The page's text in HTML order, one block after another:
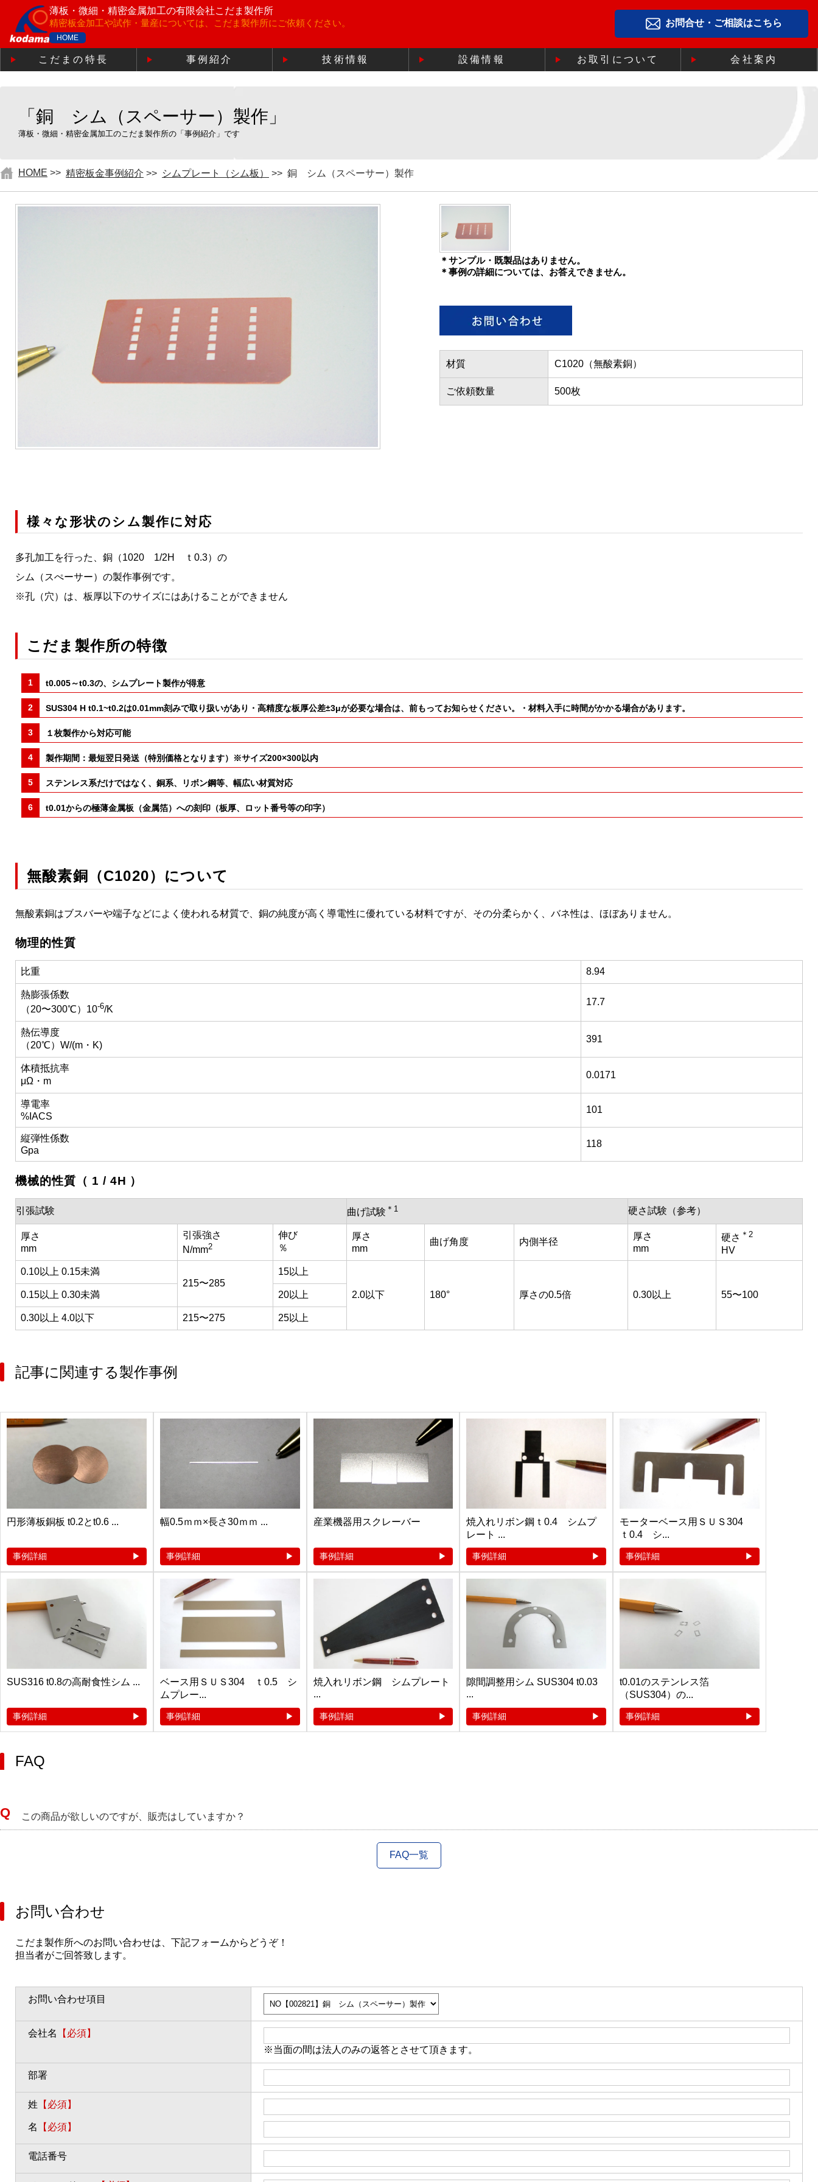
薄板・微細・精密金属加工の有限会社こだま製作所
精密板金加工や試作・量産については、こだま製作所にご依頼ください。
HOME
お問合せ・ご相談はこちら
こだまの特長 事例紹介 技術情報 設備情報 お取引について 会社案内
「銅 シム（スペーサー）製作」
薄板・微細・精密金属加工のこだま製作所の「事例紹介」です
HOME >> 精密板金事例紹介 >> シムプレート（シム板） >> 銅 シム（スペーサー）製作
＊サンプル・既製品はありません。
＊事例の詳細については、お答えできません。
材質 C1020（無酸素銅）
ご依頼数量 500枚
様々な形状のシム製作に対応
多孔加工を行った、銅（1020 1/2H ｔ0.3）の
シム（スぺーサー）の製作事例です。
※孔（穴）は、板厚以下のサイズにはあけることができません
こだま製作所の特徴
t0.005～t0.3の、シムプレート製作が得意
SUS304 H t0.1~t0.2は0.01mm刻みで取り扱いがあり・高精度な板厚公差±3μが必要な場合は、前もってお知らせください。・材料入手に時間がかかる場合があります。
１枚製作から対応可能
製作期間：最短翌日発送（特別価格となります）※サイズ200×300以内
ステンレス系だけではなく、銅系、リボン鋼等、幅広い材質対応
t0.01からの極薄金属板（金属箔）への刻印（板厚、ロット番号等の印字）
無酸素銅（C1020）について
無酸素銅はブスバーや端子などによく使われる材質で、銅の純度が高く導電性に優れている材料ですが、その分柔らかく、バネ性は、ほぼありません。
物理的性質
比重 8.94
熱膨張係数
（20〜300℃）10-6/K
17.7
熱伝導度
（20℃）W/(m・K)
391
体積抵抗率
μΩ・m
0.0171
導電率
%IACS
101
縦弾性係数
Gpa
118
機械的性質（ 1 / 4H ）
引張試験 曲げ試験 ＊1 硬さ試験（参考）
厚さ
mm
引張強さ
N/mm2
伸び
％
厚さ
mm
曲げ角度 内側半径
厚さ
mm
硬さ ＊2
HV
0.10以上 0.15未満
215〜285
15以上
2.0以下 180° 厚さの0.5倍 0.30以上 55〜100
0.15以上 0.30未満 20以上
0.30以上 4.0以下 215〜275 25以上
記事に関連する製作事例
円形薄板銅板 t0.2とt0.6 ...
事例詳細
幅0.5ｍｍ×長さ30ｍｍ ...
事例詳細
産業機器用スクレーバー
事例詳細
焼入れリボン鋼ｔ0.4 シムプ
レート ...
事例詳細
モーターベース用ＳＵＳ304
ｔ0.4 シ...
事例詳細
SUS316 t0.8の高耐食性シム ...
事例詳細
ベース用ＳＵＳ304 ｔ0.5 シ
ムプレー...
事例詳細
焼入れリボン鋼 シムプレート
...
事例詳細
隙間調整用シム SUS304 t0.03
...
事例詳細
t0.01のステンレス箔
（SUS304）の...
事例詳細
FAQ
この商品が欲しいのですが、販売はしていますか？
FAQ一覧
お問い合わせ
こだま製作所へのお問い合わせは、下記フォームからどうぞ！
担当者がご回答致します。
お問い合わせ項目
会社名
【必須】
※当面の間は法人のみの返答とさせて頂きます。
部署
姓 【必須】
名 【必須】
電話番号